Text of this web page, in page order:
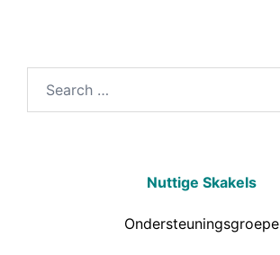
Nuttige Skakels
Ondersteuningsgroepe